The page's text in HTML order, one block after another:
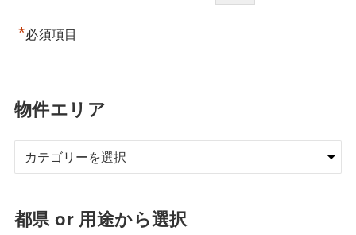
*必須項目
物件エリア
都県 or 用途から選択